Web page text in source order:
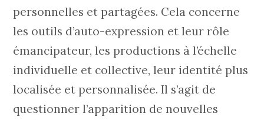
personnelles et partagées. Cela concerne
les outils d’auto-expression et leur rôle
émancipateur, les productions à l’échelle
individuelle et collective, leur identité plus
localisée et personnalisée. Il s’agit de
questionner l’apparition de nouvelles